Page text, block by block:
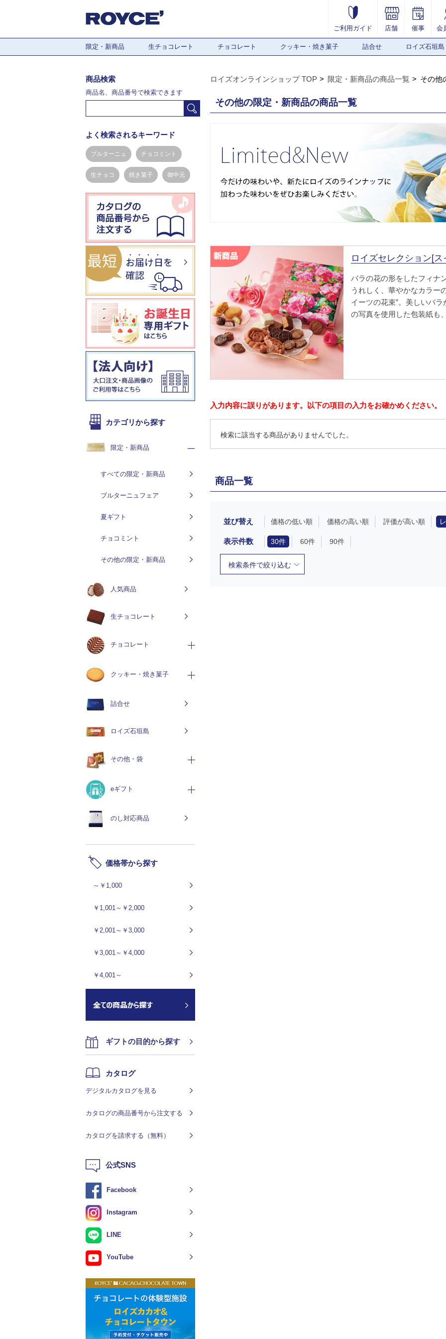
ご利用ガイド 店舗 催事 会
限定・新商品 生チョコレート チョコレート クッキー・焼き菓子 詰合せ ロイズ石垣島
ロイズオンラインショップ TOP 限定・新商品の商品一覧 その他
その他の限定・新商品の商品一覧
ロイズセレクション[ス
バラの花の形をしたフィナ
うれしく、華やかなカラー
イーツの花束”。美しいバラ
の写真を使用した包装紙も
入力内容に誤りがあります。以下の項目の入力をお確かめください。
検索に該当する商品がありませんでした。
商品一覧
並び替え 価格の低い順 価格の高い順 評価が高い順
表示件数 30件 60件 90件
検索条件で絞り込む
商品検索
商品名、商品番号で検索できます
よく検索されるキーワード
ブルターニュ チョコミント
生チョコ 焼き菓子 御中元
カテゴリから探す
限定・新商品
すべての限定・新商品
ブルターニュフェア
夏ギフト
チョコミント
その他の限定・新商品
人気商品
生チョコレート
チョコレート
クッキー・焼き菓子
詰合せ
ロイズ石垣島
その他・袋
eギフト
のし対応商品
価格帯から探す
～￥1,000
￥1,001～￥2,000
￥2,001～￥3,000
￥3,001～￥4,000
￥4,001～
ギフトの目的から探す
カタログ
デジタルカタログを見る
カタログの商品番号から注文する
カタログを請求する（無料）
公式SNS
Facebook
Instagram
LINE
YouTube